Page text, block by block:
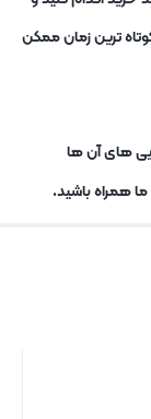
ترین زمان ممکن
های آن ها
همراه باشید.